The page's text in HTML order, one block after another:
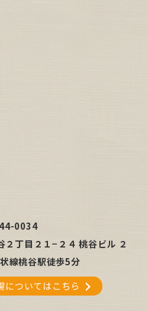
0034
２丁目２１−２４ 桃谷ビル ２
線桃谷駅徒歩5分
についてはこちら